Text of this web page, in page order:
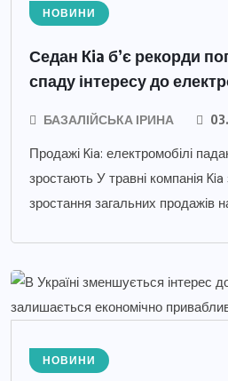
НОВИНИ
Седан Kia б’є рекорди
спаду інтересу до
БАЗАЛІЙСЬКА ІРИНА
Продажі Kia: електромобілі
зростають У травні компанія
зростання загальних продажів
НОВИНИ